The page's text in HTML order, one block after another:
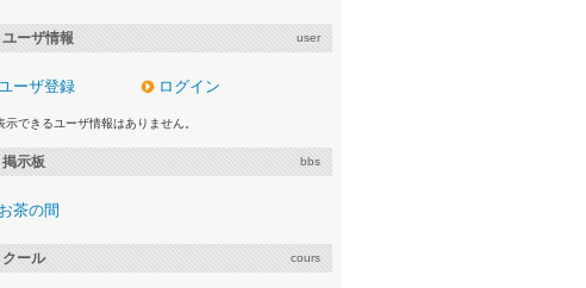
ユーザ情報 user
ーザ登録 ログイン
示できるユーザ情報はありません。
掲示板 bbs
お茶の間
クール cours